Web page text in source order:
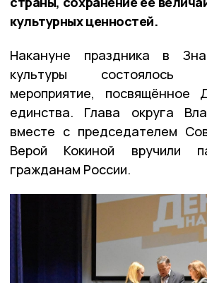
культурных ценностей.
Накануне праздника в
культуры состоялось
мероприятие, посвящённое
единства. Глава округа
вместе с председателем
Верой Кокиной вручили
гражданам России.